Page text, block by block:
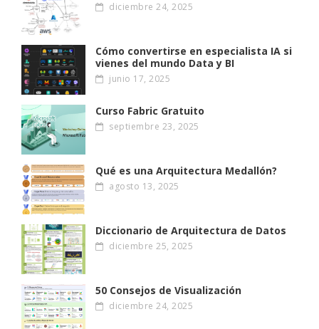
diciembre 24, 2025
Cómo convertirse en especialista IA si
vienes del mundo Data y BI
junio 17, 2025
Curso Fabric Gratuito
septiembre 23, 2025
Qué es una Arquitectura Medallón?
agosto 13, 2025
Diccionario de Arquitectura de Datos
diciembre 25, 2025
50 Consejos de Visualización
diciembre 24, 2025